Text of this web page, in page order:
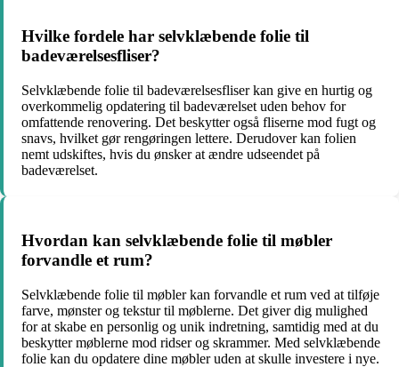
Hvilke fordele har selvklæbende folie til
badeværelsesfliser?
Selvklæbende folie til badeværelsesfliser kan give en hurtig og
overkommelig opdatering til badeværelset uden behov for
omfattende renovering. Det beskytter også fliserne mod fugt og
snavs, hvilket gør rengøringen lettere. Derudover kan folien
nemt udskiftes, hvis du ønsker at ændre udseendet på
badeværelset.
Hvordan kan selvklæbende folie til møbler
forvandle et rum?
Selvklæbende folie til møbler kan forvandle et rum ved at tilføje
farve, mønster og tekstur til møblerne. Det giver dig mulighed
for at skabe en personlig og unik indretning, samtidig med at du
beskytter møblerne mod ridser og skrammer. Med selvklæbende
folie kan du opdatere dine møbler uden at skulle investere i nye.